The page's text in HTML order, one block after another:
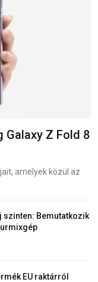
Galaxy Z Fold 8
amelyek közül az
szinten: Bemutatkozik
EU raktárról